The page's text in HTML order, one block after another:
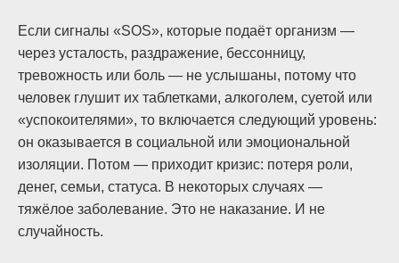
Если сигналы «SOS», которые подаёт организм —
через усталость, раздражение, бессонницу,
тревожность или боль — не услышаны, потому что
человек глушит их таблетками, алкоголем, суетой или
«успокоителями», то включается следующий уровень:
он оказывается в социальной или эмоциональной
изоляции. Потом — приходит кризис: потеря роли,
денег, семьи, статуса. В некоторых случаях —
тяжёлое заболевание. Это не наказание. И не
случайность.